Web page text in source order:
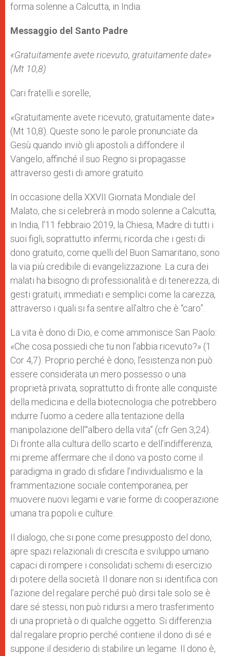
forma solenne a Calcutta, in India:
Messaggio del Santo Padre
«Gratuitamente avete ricevuto, gratuitamente date»
(Mt 10,8)
Cari fratelli e sorelle,
«Gratuitamente avete ricevuto, gratuitamente date»
(Mt 10,8). Queste sono le parole pronunciate da
Gesù quando inviò gli apostoli a diffondere il
Vangelo, affinché il suo Regno si propagasse
attraverso gesti di amore gratuito.
In occasione della XXVII Giornata Mondiale del
Malato, che si celebrerà in modo solenne a Calcutta,
in India, l’11 febbraio 2019, la Chiesa, Madre di tutti i
suoi figli, soprattutto infermi, ricorda che i gesti di
dono gratuito, come quelli del Buon Samaritano, sono
la via più credibile di evangelizzazione. La cura dei
malati ha bisogno di professionalità e di tenerezza, di
gesti gratuiti, immediati e semplici come la carezza,
attraverso i quali si fa sentire all’altro che è “caro”.
La vita è dono di Dio, e come ammonisce San Paolo:
«Che cosa possiedi che tu non l’abbia ricevuto?» (1
Cor 4,7). Proprio perché è dono, l’esistenza non può
essere considerata un mero possesso o una
proprietà privata, soprattutto di fronte alle conquiste
della medicina e della biotecnologia che potrebbero
indurre l’uomo a cedere alla tentazione della
manipolazione dell’“albero della vita” (cfr Gen 3,24).
Di fronte alla cultura dello scarto e dell’indifferenza,
mi preme affermare che il dono va posto come il
paradigma in grado di sfidare l’individualismo e la
frammentazione sociale contemporanea, per
muovere nuovi legami e varie forme di cooperazione
umana tra popoli e culture.
Il dialogo, che si pone come presupposto del dono,
apre spazi relazionali di crescita e sviluppo umano
capaci di rompere i consolidati schemi di esercizio
di potere della società. Il donare non si identifica con
l’azione del regalare perché può dirsi tale solo se è
dare sé stessi, non può ridursi a mero trasferimento
di una proprietà o di qualche oggetto. Si differenzia
dal regalare proprio perché contiene il dono di sé e
suppone il desiderio di stabilire un legame. Il dono è,